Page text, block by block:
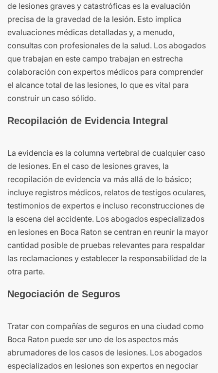
de lesiones graves y catastróficas es la evaluación
precisa de la gravedad de la lesión. Esto implica
evaluaciones médicas detalladas y, a menudo,
consultas con profesionales de la salud. Los abogados
que trabajan en este campo trabajan en estrecha
colaboración con expertos médicos para comprender
el alcance total de las lesiones, lo que es vital para
construir un caso sólido.
Recopilación de Evidencia Integral
La evidencia es la columna vertebral de cualquier caso
de lesiones. En el caso de lesiones graves, la
recopilación de evidencia va más allá de lo básico;
incluye registros médicos, relatos de testigos oculares,
testimonios de expertos e incluso reconstrucciones de
la escena del accidente. Los abogados especializados
en lesiones en Boca Raton se centran en reunir la mayor
cantidad posible de pruebas relevantes para respaldar
las reclamaciones y establecer la responsabilidad de la
otra parte.
Negociación de Seguros
Tratar con compañías de seguros en una ciudad como
Boca Raton puede ser uno de los aspectos más
abrumadores de los casos de lesiones. Los abogados
especializados en lesiones son expertos en negociar